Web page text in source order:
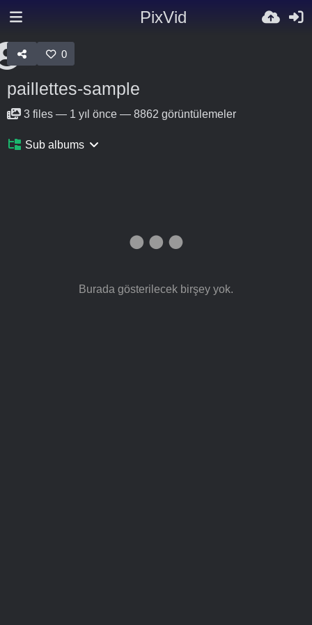
PixVid
0
paillettes-sample
3 files — 1 yıl önce — 8862 görüntülemeler
Sub albums
Burada gösterilecek birşey yok.